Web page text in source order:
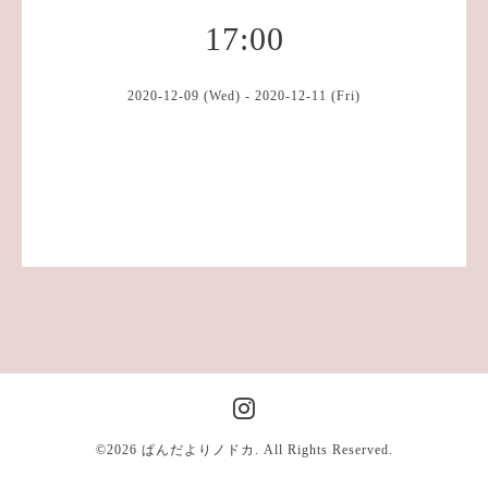
17:00
2020-12-09 (Wed) - 2020-12-11 (Fri)
©2026 ぱんだよりノドカ . All Rights Reserved.